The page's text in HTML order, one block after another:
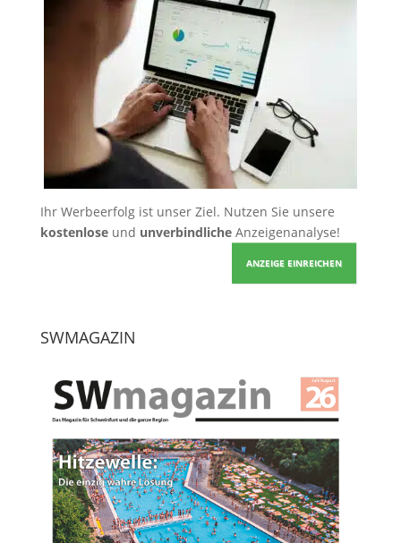
Ihr Werbeerfolg ist unser Ziel. Nutzen Sie unsere
kostenloseund unverbindlicheAnzeigenanalyse!
ANZEIGE EINREICHEN
SWMAGAZIN